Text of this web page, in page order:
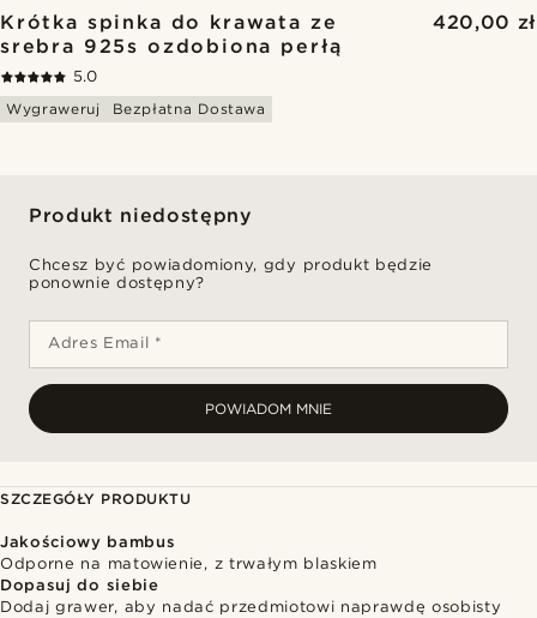
Krótka spinka do krawata ze
srebra 925s ozdobiona perłą
420,00 zł
5.0
Wygraweruj
Bezpłatna Dostawa
Produkt niedostępny
Chcesz być powiadomiony, gdy produkt będzie
ponownie dostępny?
Adres Email *
POWIADOM MNIE
SZCZEGÓŁY PRODUKTU
Jakościowy bambus
Odporne na matowienie, z trwałym blaskiem
Dopasuj do siebie
Dodaj grawer, aby nadać przedmiotowi naprawdę osobisty